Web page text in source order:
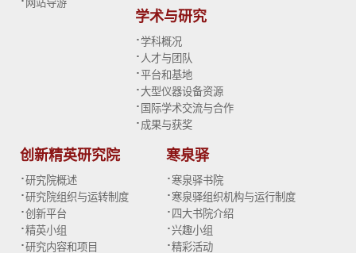
网站导游
学术与研究
·学科概况
· 人才与团队
·平台和基地
·大型仪器设备资源
· 国际学术交流与合作
· 成果与获奖
创新精英研究院
·研究院概述
·研究院组织与运转制度
·创新平台
·精英小组
·研究内容和项目
寒泉驿
· 寒泉驿书院
· 寒泉驿组织机构与运行制度
· 四大书院介绍
·兴趣小组
·精彩活动